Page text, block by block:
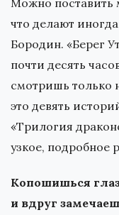
Можно поставить
что делают
Бородин. «Берег
почти десять
смотришь только
это девять
«Трилогия
узкое, подробное
Копошишься
и вдруг